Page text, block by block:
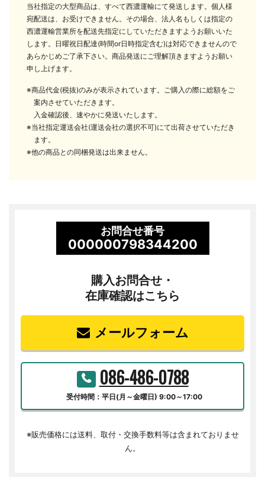
当社指定の大型商品は、すべて西濃運輸にて発送します。個人様
宛配送は、お受けできません。その場合、法人名もしくは指定の
西濃運輸営業所を配送先指定にしていただきますようお願いいた
します。日曜祝日配達(時間or日時指定含む)は対応できませんので
あらかじめご了承下さい。商品発送にご理解頂きますようお願い
申し上げます。
※商品代金(税抜)のみが表示されています。ご購入の際に総額をご
案内させていただきます。
入金確認後、速やかに発送いたします。
※当社指定運送会社(運送会社の選択不可)にて出荷させていただき
ます。
※他の商品との同梱発送は出来ません。
お問合せ番号
000000798344200
購入お問合せ・
在庫確認はこちら
メールフォーム
086-486-0788
受付時間：平日(月～金曜日) 9:00～17:00
※販売価格には送料、取付・交換手数料等は含まれておりませ
ん。